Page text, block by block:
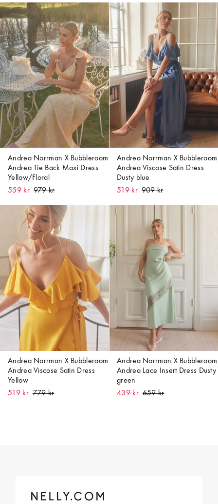
Andrea Norrman X Bubbleroom
Andrea Tie Back Maxi Dress
Yellow/Floral
559 kr
Andrea Norrman X Bubbleroom
Andrea Viscose Satin Dress
Dusty blue
519 kr
Andrea Norrman X Bubbleroom
Andrea Viscose Satin Dress
Yellow
519 kr
Andrea Norrman X Bubbleroom
Andrea Lace Insert Dress Dusty
green
439 kr